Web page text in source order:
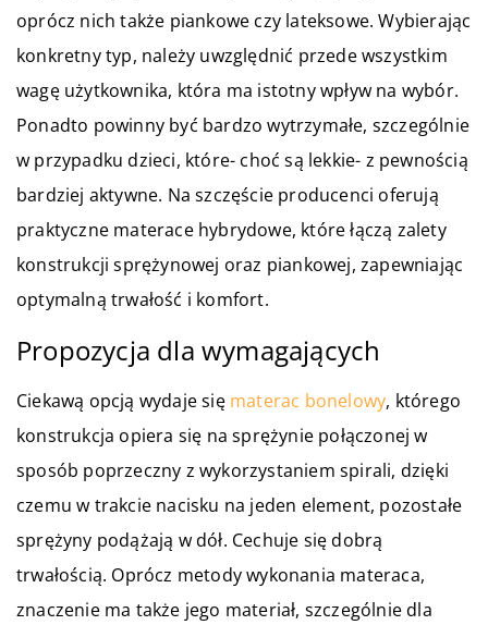
oprócz nich także piankowe czy lateksowe. Wybierając
konkretny typ, należy uwzględnić przede wszystkim
wagę użytkownika, która ma istotny wpływ na wybór.
Ponadto powinny być bardzo wytrzymałe, szczególnie
w przypadku dzieci, które- choć są lekkie- z pewnością
bardziej aktywne. Na szczęście producenci oferują
praktyczne materace hybrydowe, które łączą zalety
konstrukcji sprężynowej oraz piankowej, zapewniając
optymalną trwałość i komfort.
Propozycja dla wymagających
Ciekawą opcją wydaje się materac bonelowy, którego
konstrukcja opiera się na sprężynie połączonej w
sposób poprzeczny z wykorzystaniem spirali, dzięki
czemu w trakcie nacisku na jeden element, pozostałe
sprężyny podążają w dół. Cechuje się dobrą
trwałością. Oprócz metody wykonania materaca,
znaczenie ma także jego materiał, szczególnie dla